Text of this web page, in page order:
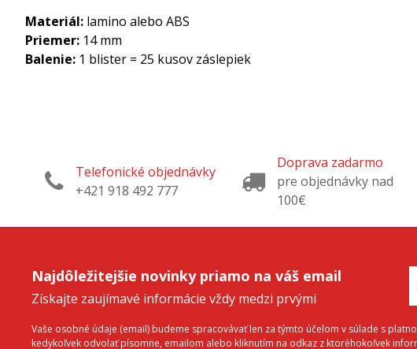
Materiál: lamino alebo ABS
Priemer: 14 mm
Balenie: 1 blister = 25 kusov záslepiek
Telefonické objednávky
+421 918 492 777
Doprava zadarmo
pre objednávky nad
100€
Najdôležitejšie novinky priamo na váš email
Získajte zaujímavé informácie vždy medzi prvými
Vaše osobné údaje (email) budeme spracovávať len za týmto účelom v súlade s
kedykoľvek odvolať písomne, emailom alebo kliknutím na odkaz z ktoréhokoľvek